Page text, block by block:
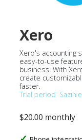
Xero
Xero's accounting
easy-to-use
business. With
create
faster.
Trial period
$20.00 monthly